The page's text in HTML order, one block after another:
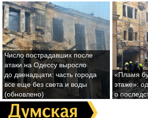
Число пострадавших после
атаки на Одессу выросло
до двенадцати: часть города
все еще без света и воды
(обновлено)
«Пламя
этаже»:
о